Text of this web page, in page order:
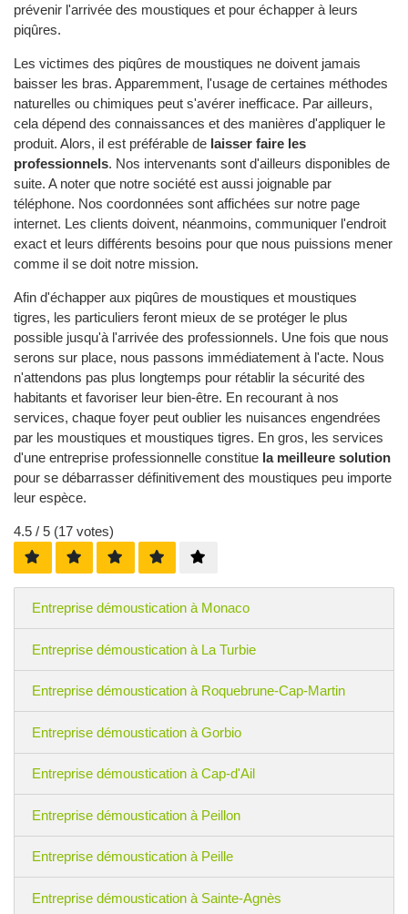
prévenir l'arrivée des moustiques et pour échapper à leurs
piqûres.
Les victimes des piqûres de moustiques ne doivent jamais
baisser les bras. Apparemment, l'usage de certaines méthodes
naturelles ou chimiques peut s'avérer inefficace. Par ailleurs,
cela dépend des connaissances et des manières d'appliquer le
produit. Alors, il est préférable de laisser faire les
professionnels. Nos intervenants sont d'ailleurs disponibles de
suite. A noter que notre société est aussi joignable par
téléphone. Nos coordonnées sont affichées sur notre page
internet. Les clients doivent, néanmoins, communiquer l'endroit
exact et leurs différents besoins pour que nous puissions mener
comme il se doit notre mission.
Afin d'échapper aux piqûres de moustiques et moustiques
tigres, les particuliers feront mieux de se protéger le plus
possible jusqu'à l'arrivée des professionnels. Une fois que nous
serons sur place, nous passons immédiatement à l'acte. Nous
n'attendons pas plus longtemps pour rétablir la sécurité des
habitants et favoriser leur bien-être. En recourant à nos
services, chaque foyer peut oublier les nuisances engendrées
par les moustiques et moustiques tigres. En gros, les services
d'une entreprise professionnelle constitue la meilleure solution
pour se débarrasser définitivement des moustiques peu importe
leur espèce.
4.5 / 5 (17 votes)
Entreprise démoustication à Monaco
Entreprise démoustication à La Turbie
Entreprise démoustication à Roquebrune-Cap-Martin
Entreprise démoustication à Gorbio
Entreprise démoustication à Cap-d'Ail
Entreprise démoustication à Peillon
Entreprise démoustication à Peille
Entreprise démoustication à Sainte-Agnès